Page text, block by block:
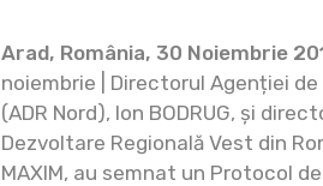
Arad, România, 30 Noiembrie
noiembrie | Directorul Agenției
(ADR Nord), Ion BODRUG, și
Dezvoltare Regională Vest din
MAXIM, au semnat un Protocol